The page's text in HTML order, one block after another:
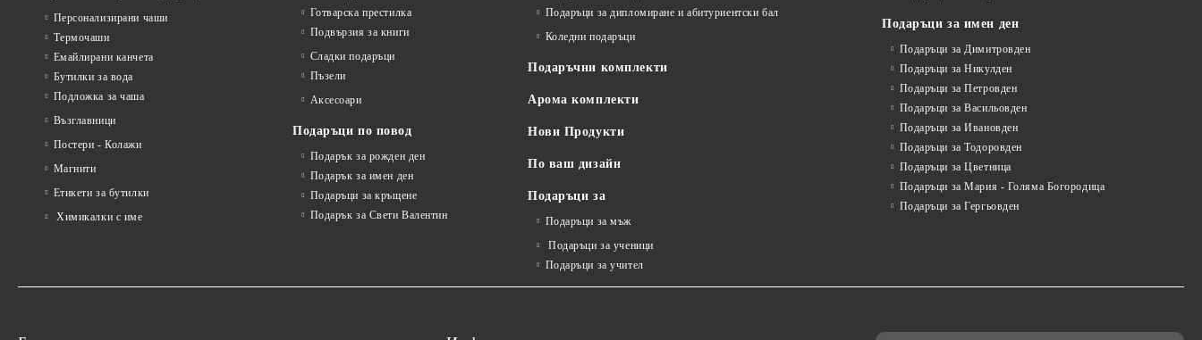
Персонализирани чаши
Термочаши
Емайлирани канчета
Бутилки за вода
Подложка за чаша
Възглавници
Постери - Колажи
Магнити
Етикети за бутилки
Химикалки с име
Готварска престилка
Подвързия за книги
Сладки подаръци
Пъзели
Аксесоари
Подаръци по повод
Подарък за рожден ден
Подарък за имен ден
Подаръци за кръщене
Подарък за Свети Валентин
Подаръци за дипломиране и абитуриентски бал
Коледни подаръци
Подаръчни комплекти
Арома комплекти
Нови Продукти
По ваш дизайн
Подаръци за
Подаръци за мъж
Подаръци за ученици
Подаръци за учител
Подаръци за имен ден
Подаръци за Димитровден
Подаръци за Никулден
Подаръци за Петровден
Подаръци за Васильовден
Подаръци за Ивановден
Подаръци за Тодоровден
Подаръци за Цветница
Подаръци за Мария - Голяма Богородица
Подаръци за Гергьовден